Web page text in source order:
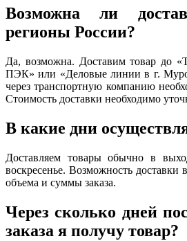
Возможна ли
регионы России?
Да, возможна. Доставим товар до
ПЭК» или «Деловые линии в г.
через транспортную компанию
Стоимость доставки необходимо
В какие дни
Доставляем товары обычно в
воскресенье. Возможность доставки
объема и суммы заказа.
Через сколько дней
заказа я получу товар?